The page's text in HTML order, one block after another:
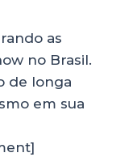
de longa
em sua